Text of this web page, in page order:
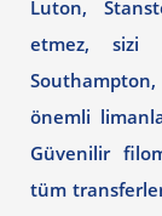
Luton,
etmez, sizi
önemli
Güvenilir
tüm